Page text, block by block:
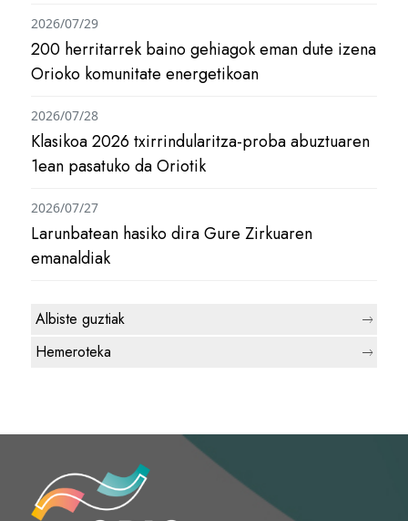
200 herritarrek baino gehiagok eman dute izena
Orioko komunitate energetikoan
2026/07/29
Klasikoa 2026 txirrindularitza-proba abuztuaren
1ean pasatuko da Oriotik
2026/07/28
Larunbatean hasiko dira Gure Zirkuaren
emanaldiak
2026/07/27
Albiste guztiak
Hemeroteka